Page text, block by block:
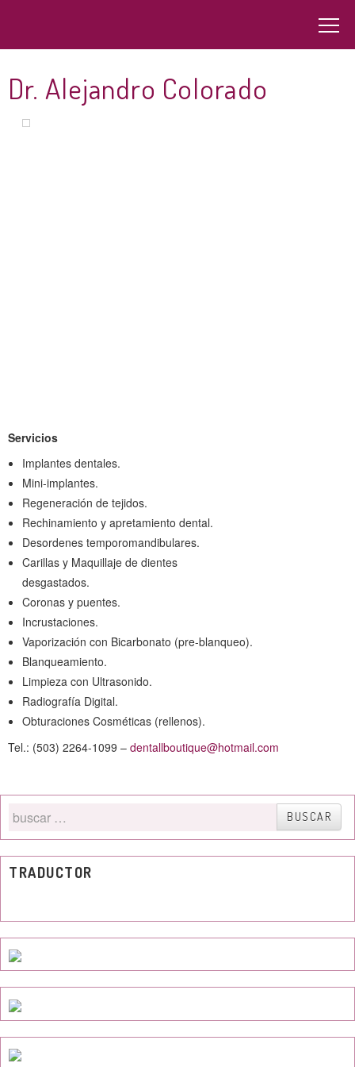
Dr. Alejandro Colorado
Servicios
Implantes dentales.
Mini-implantes.
Regeneración de tejidos.
Rechinamiento y apretamiento dental.
Desordenes temporomandibulares.
Carillas y Maquillaje de dientes
Coronas y puentes.
Incrustaciones.
Vaporización con Bicarbonato (pre-blanqueo).
Blanqueamiento.
Limpieza con Ultrasonido.
Radiografía Digital.
Obturaciones Cosméticas (rellenos).
Tel.: (503) 2264-1099 – dentallboutique@hotmail.com
Buscar
por
BUSCAR
TRADUCTOR